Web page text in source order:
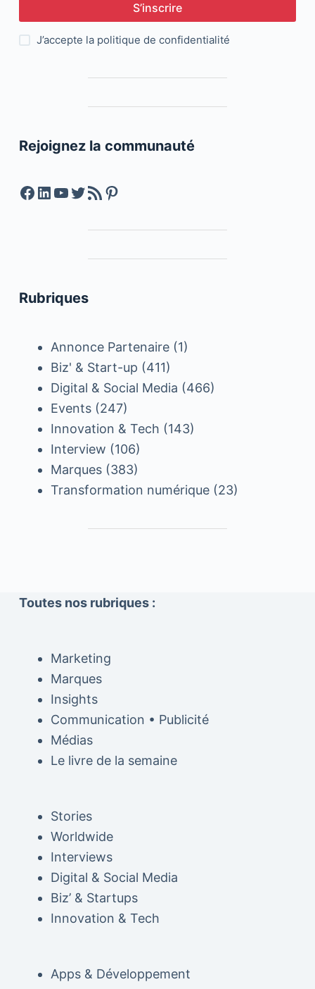
S’inscrire
J’accepte la politique de confidentialité
Rejoignez la communauté
Facebook
LinkedIn
YouTube
Twitter
Feed RSSPinterest
Rubriques
Annonce Partenaire(1)
Biz' & Start-up (411)
Digital & Social Media (466)
Events(247)
Innovation & Tech (143)
Interview (106)
Marques(383)
Transformation numérique(23)
Toutes nos rubriques :
Marketing
Marques
Insights
Communication • Publicité
Médias
Le livre de la semaine
Stories
Worldwide
Interviews
Digital & Social Media
Biz’ & Startups
Innovation & Tech
Apps & Développement